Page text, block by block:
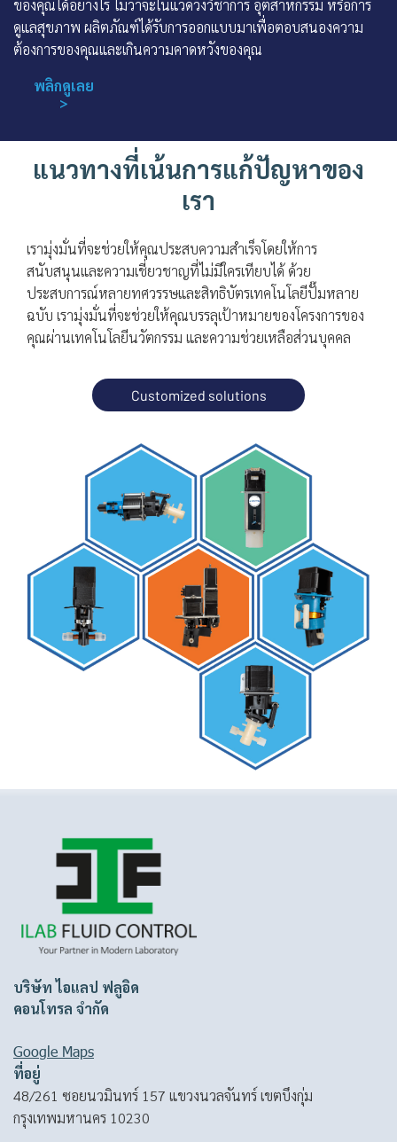
ของคุณได้อย่างไร ไม่ว่าจะในแวดวงวิชาการ อุตสาหกรรม หรือการ
ดูแลสุขภาพ ผลิตภัณฑ์ได้รับการออกแบบมาเพื่อตอบสนองความ
ต้องการของคุณและเกินความคาดหวังของคุณ
พลิกดูเลย
>
แนวทางที่เน้นการแก้ปัญหาของ
เรา
เรามุ่งมั่นที่จะช่วยให้คุณประสบความสำเร็จโดยให้การ
สนับสนุนและความเชี่ยวชาญที่ไม่มีใครเทียบได้ ด้วย
ประสบการณ์หลายทศวรรษและสิทธิบัตรเทคโนโลยีปั๊มหลาย
ฉบับ เรามุ่งมั่นที่จะช่วยให้คุณบรรลุเป้าหมายของโครงการของ
คุณผ่านเทคโนโลยีนวัตกรรม และความช่วยเหลือส่วนบุคคล
Customized solutions
บริษัท ไอแลป ฟลูอิด
คอนโทรล จำกัด
Google Maps
ที่อยู่
48/261 ซอยนวมินทร์ 157 แขวงนวลจันทร์ เขตบึงกุ่ม
กรุงเทพมหานคร 10230